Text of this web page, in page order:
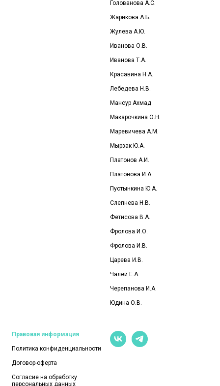
Голованова А.С.
Жарикова А.Б.
Жулева А.Ю.
Иванова О.В.
Иванова Т.А.
Красавина Н.А.
Лебедева Н.В.
Мансур Ахмад
Макарочкина О.Н.
Маревичева А.М.
Мырзак Ю.А.
Платонов А.И.
Платонова И.А.
Пустынкина Ю.А.
Слепнева Н.В.
Фетисова В.А.
Фролова И.О
Фролова И.В.
Царева И.В.
Чалей Е.А.
Черепанова И.А.
Юдина О.В.
Правовая информация
Политика конфиденциальности
Договор-оферта
Согласие на обработку
персональных данных